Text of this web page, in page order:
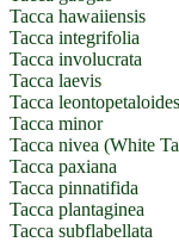
Tacca hawaiiensis
Tacca integrifolia
Tacca involucrata
Tacca laevis
Tacca leontopetaloides
Tacca minor
Tacca nivea (White
Tacca paxiana
Tacca pinnatifida
Tacca plantaginea
Tacca subflabellata